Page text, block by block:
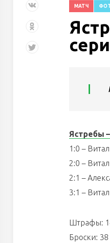
МАТЧ
Ястребы
1:0 –
2:0 –
2:1 –
3:1 –
Штрафы:
Броски: